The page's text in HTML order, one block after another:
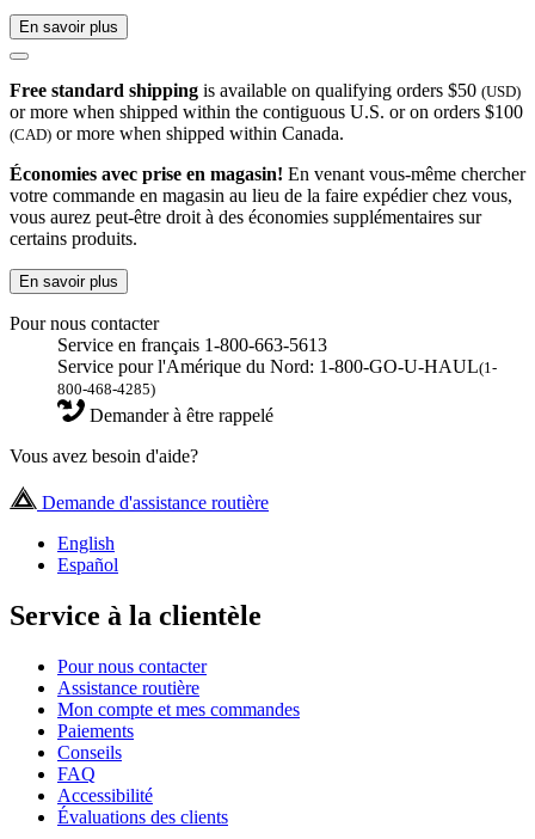
En savoir plus
Free standard shipping is available on qualifying orders $50 (USD)
or more when shipped within the contiguous U.S. or on orders $100
(CAD) or more when shipped within Canada.
Économies avec prise en magasin! En venant vous-même chercher
votre commande en magasin au lieu de la faire expédier chez vous,
vous aurez peut-être droit à des économies supplémentaires sur
certains produits.
En savoir plus
Pour nous contacter
Service en français 1-800-663-5613
Service pour l'Amérique du Nord: 1-800-GO-U-HAUL(1-
800-468-4285)
Demander à être rappelé
Vous avez besoin d'aide?
Demande d'assistance routière
English
Español
Service à la clientèle
Pour nous contacter
Assistance routière
Mon compte et mes commandes
Paiements
Conseils
FAQ
Accessibilité
Évaluations des clients